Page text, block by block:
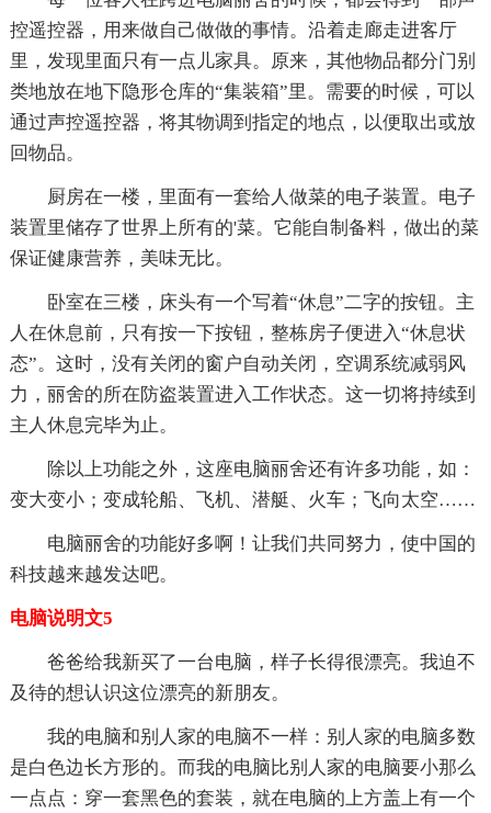
控遥控器，用来做自己做做的事情。沿着走廊走进客厅
里，发现里面只有一点儿家具。原来，其他物品都分门别
类地放在地下隐形仓库的“集装箱”里。需要的时候，可以
通过声控遥控器，将其物调到指定的地点，以便取出或放
回物品。
厨房在一楼，里面有一套给人做菜的电子装置。电子
装置里储存了世界上所有的'菜。它能自制备料，做出的菜
保证健康营养，美味无比。
卧室在三楼，床头有一个写着“休息”二字的按钮。主
人在休息前，只有按一下按钮，整栋房子便进入“休息状
态”。这时，没有关闭的窗户自动关闭，空调系统减弱风
力，丽舍的所在防盗装置进入工作状态。这一切将持续到
主人休息完毕为止。
除以上功能之外，这座电脑丽舍还有许多功能，如：
变大变小；变成轮船、飞机、潜艇、火车；飞向太空……
电脑丽舍的功能好多啊！让我们共同努力，使中国的
科技越来越发达吧。
电脑说明文5
爸爸给我新买了一台电脑，样子长得很漂亮。我迫不
及待的想认识这位漂亮的新朋友。
我的电脑和别人家的电脑不一样：别人家的电脑多数
是白色边长方形的。而我的电脑比别人家的电脑要小那么
一点点：穿一套黑色的套装，就在电脑的上方盖上有一个